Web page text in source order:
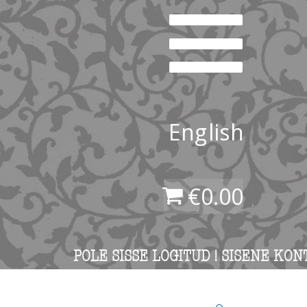
English
€0.00
POLE SISSE LOGITUD ! SISENE